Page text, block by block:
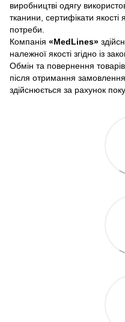
виробництві одягу
тканини, сертифікати
потреби.
Компанія «MedLines»
належної якості згідно із
Обмін та повернення
після отримання
здійснюється за рахунок